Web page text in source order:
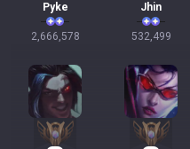
Pyke
2,666,578
Jhin
532,499